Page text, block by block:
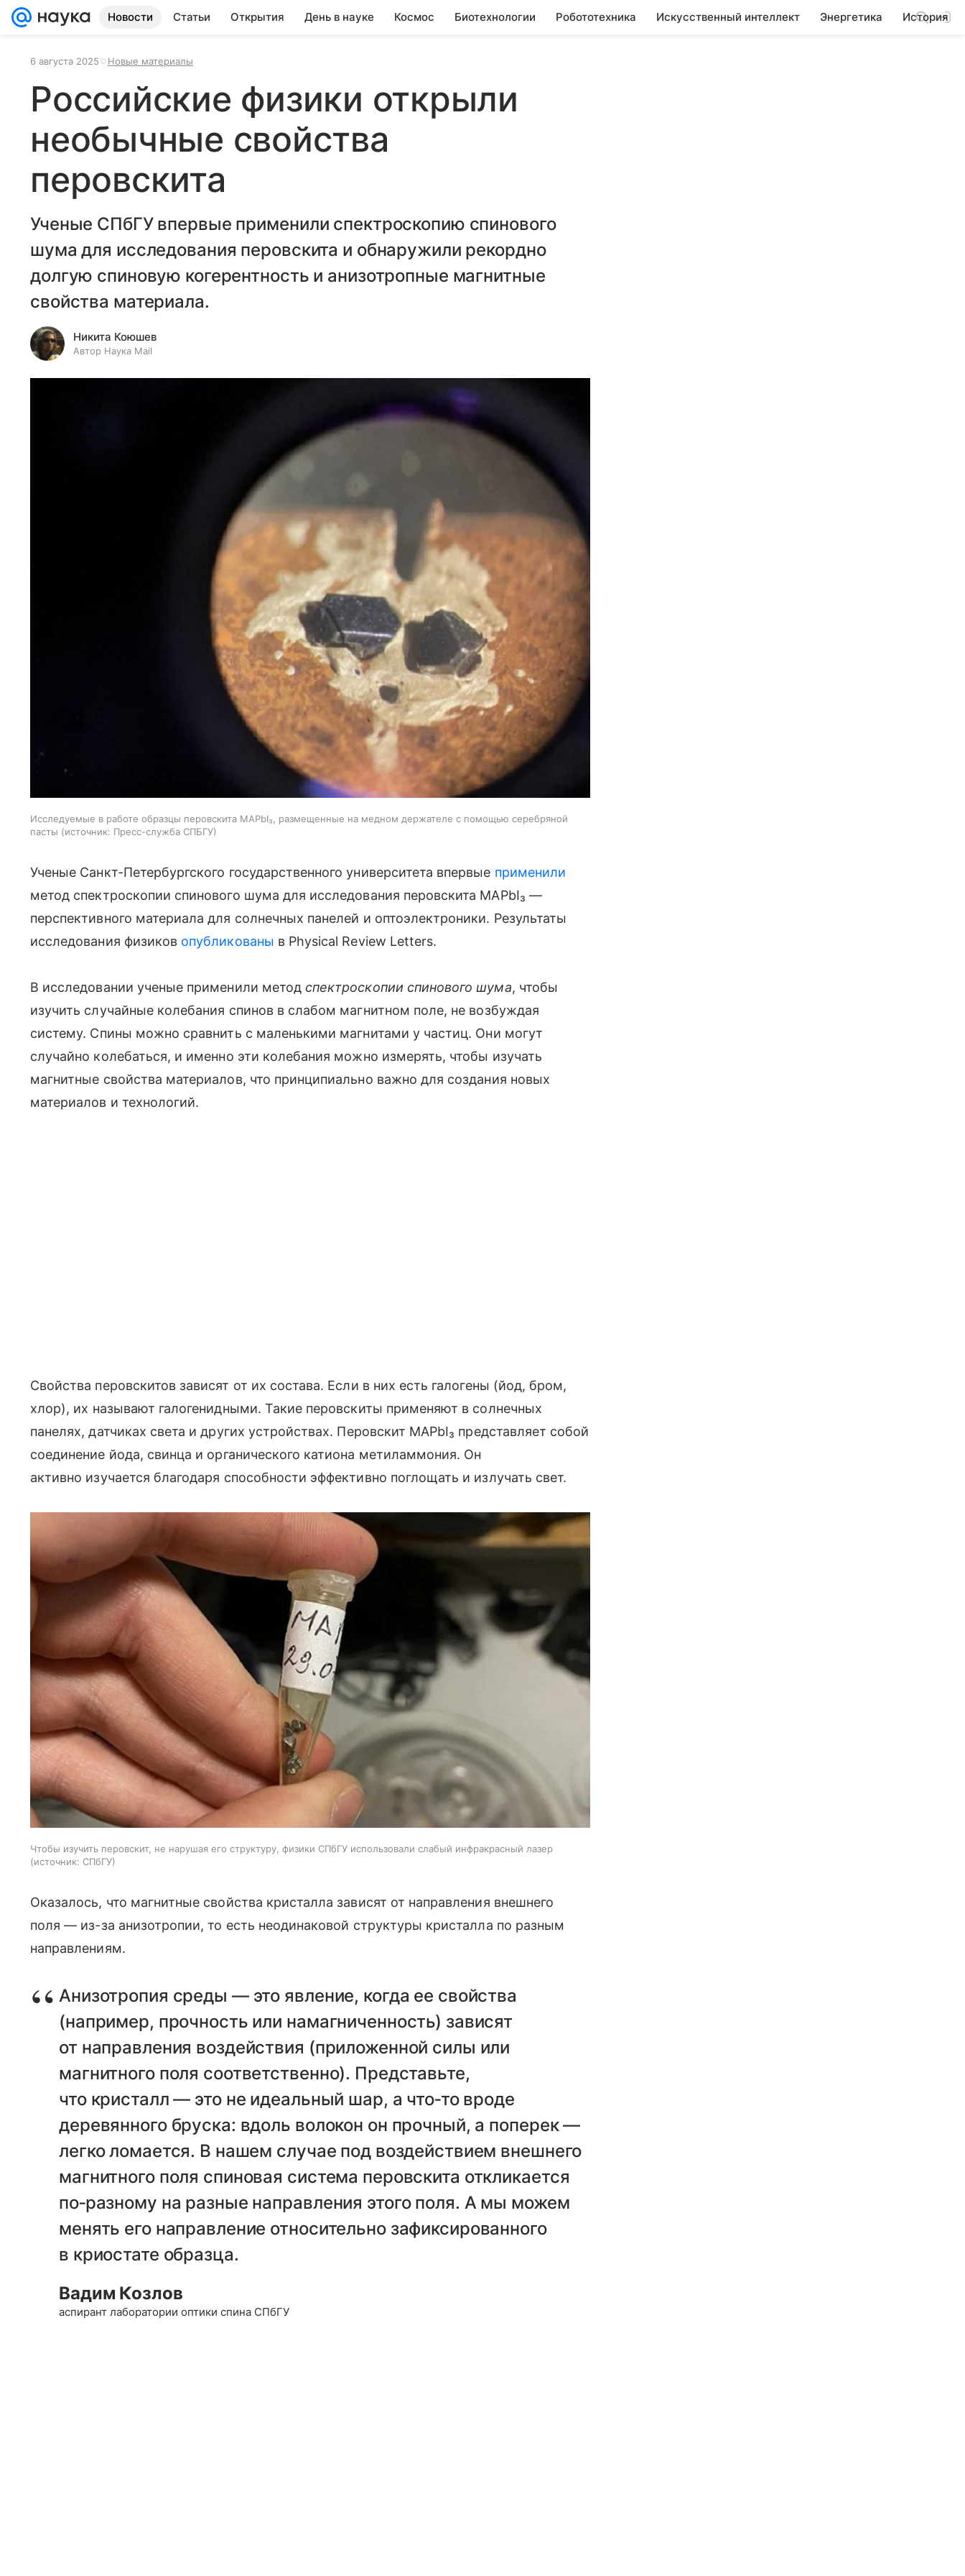
Новости Статьи Открытия День в науке Космос Биотехнологии Робототехника Искусственный интеллект Энергетика История
6 августа 2025 Новые материалы
Российские физики открыли
необычные свойства
перовскита
Ученые СПбГУ впервые применили спектроскопию спинового
шума для исследования перовскита и обнаружили рекордно
долгую спиновую когерентность и анизотропные магнитные
свойства материала.
Никита Коюшев
Автор Наука Mail
Исследуемые в работе образцы перовскита MAPbI₃, размещенные на медном держателе с помощью серебряной
пасты
источник: Пресс-служба СПБГУ
Ученые Санкт-Петербургского государственного университета впервые применили
метод спектроскопии спинового шума для исследования перовскита MAPbI₃ —
перспективного материала для солнечных панелей и оптоэлектроники. Результаты
исследования физиков опубликованы в Physical Review Letters.
В исследовании ученые применили методспектроскопии спинового шума, чтобы
изучить случайные колебания спинов в слабом магнитном поле, не возбуждая
систему. Спины можно сравнить с маленькими магнитами у частиц. Они могут
случайно колебаться, и именно эти колебания можно измерять, чтобы изучать
магнитные свойства материалов, что принципиально важно для создания новых
материалов и технологий.
Свойства перовскитов зависят от их состава. Если в них есть галогены (йод, бром,
хлор), их называют галогенидными. Такие перовскиты применяют в солнечных
панелях, датчиках света и других устройствах. Перовскит MAPbI₃ представляет собой
соединение йода, свинца и органического катиона метиламмония. Он
активно изучается благодаря способности эффективно поглощать и излучать свет.
Чтобы изучить перовскит, не нарушая его структуру, физики СПбГУ использовали слабый инфракрасный лазер
источник: СПбГУ
Оказалось, что магнитные свойства кристалла зависят от направления внешнего
поля — из-за анизотропии, то есть неодинаковой структуры кристалла по разным
направлениям.
Анизотропия среды — это явление, когда ее свойства
(например, прочность или намагниченность) зависят
от направления воздействия (приложенной силы или
магнитного поля соответственно). Представьте,
что кристалл — это не идеальный шар, а что‑то вроде
деревянного бруска: вдоль волокон он прочный, а поперек —
легко ломается. В нашем случае под воздействием внешнего
магнитного поля спиновая система перовскита откликается
по‑разному на разные направления этого поля. А мы можем
менять его направление относительно зафиксированного
в криостате образца.
Вадим Козлов
аспирант лаборатории оптики спина СПбГУ